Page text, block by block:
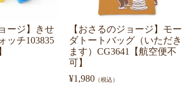
ージ】きせ
ッチ103835
【おさるのジョージ】モー
ダトートバッグ（いただき
ます）CG3641【航空便不
可】
¥1,980 （税込）